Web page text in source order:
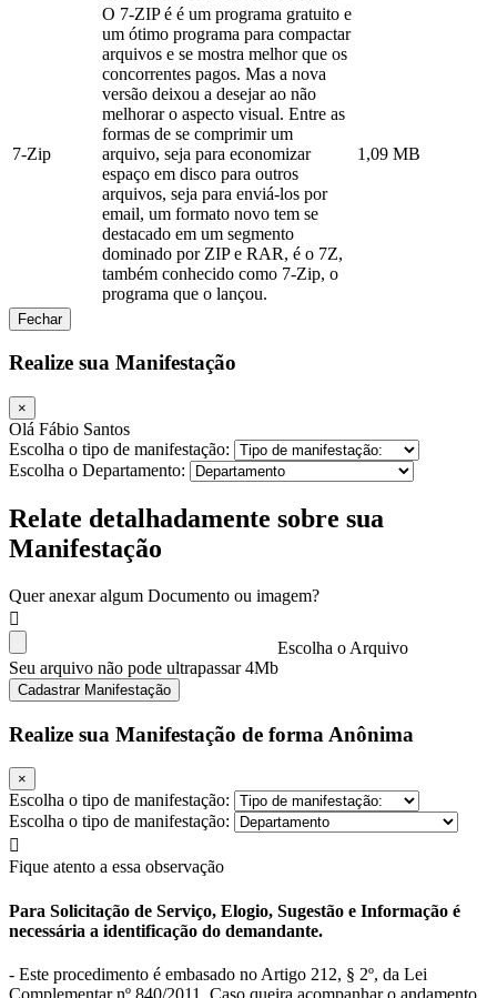
7-Zip
O 7-ZIP é é um programa gratuito e
um ótimo programa para compactar
arquivos e se mostra melhor que os
concorrentes pagos. Mas a nova
versão deixou a desejar ao não
melhorar o aspecto visual. Entre as
formas de se comprimir um
arquivo, seja para economizar
espaço em disco para outros
arquivos, seja para enviá-los por
email, um formato novo tem se
destacado em um segmento
dominado por ZIP e RAR, é o 7Z,
também conhecido como 7-Zip, o
programa que o lançou.
1,09 MB
Fechar
Realize sua Manifestação
×
Olá Fábio Santos
Escolha o tipo de manifestação:
Escolha o Departamento:
Relate detalhadamente sobre sua
Manifestação
Quer anexar algum Documento ou imagem?
Escolha o Arquivo
Seu arquivo não pode ultrapassar 4Mb
Cadastrar Manifestação
Realize sua Manifestação de forma Anônima
×
Escolha o tipo de manifestação:
Escolha o tipo de manifestação:
Fique atento a essa observação
Para Solicitação de Serviço, Elogio, Sugestão e Informação é
necessária a identificação do demandante.
- Este procedimento é embasado no Artigo 212, § 2º, da Lei
Complementar nº 840/2011. Caso queira acompanhar o andamento,